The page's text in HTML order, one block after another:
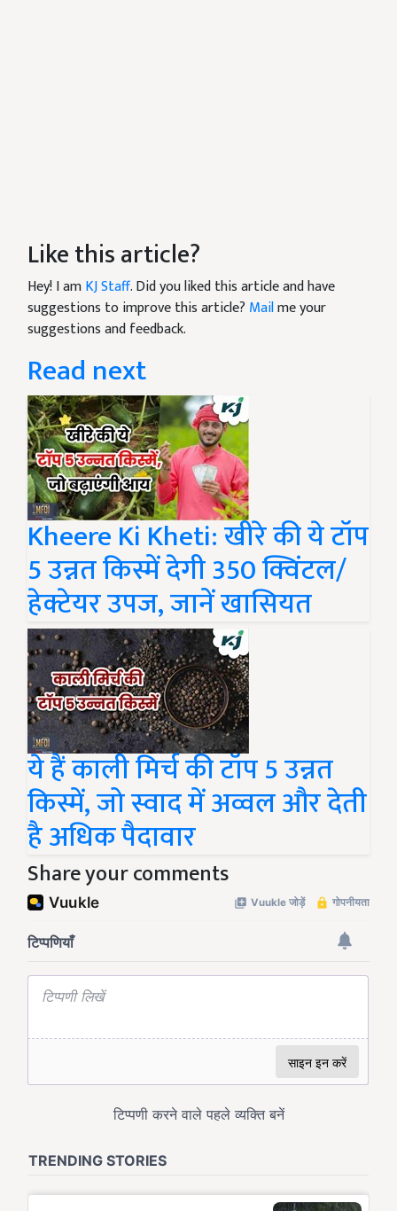
Like this article?
Hey! I amKJ Staff. Did you liked this article and have
suggestions to improve this article? Mailme your
suggestions and feedback.
Read next
Kheere Ki Kheti: खीरे की ये टॉप
5 उन्नत किस्में देगी 350 क्विंटल/
हेक्टेयर उपज, जानें खासियत
ये हैं काली मिर्च की टॉप 5 उन्नत
किस्में, जो स्वाद में अव्वल और देती
है अधिक पैदावार
Share your comments